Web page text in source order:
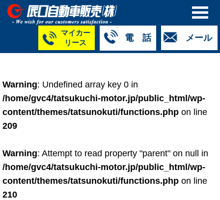
メール
電 話
4427
050-5268-
8009
2318
0024
2424
4430
マイカー
リース
Warning: Undefined array key 0 in
/home/gvc4/tatsukuchi-motor.jp/public_html/wp-
content/themes/tatsunokuti/functions.php on line
209
Warning: Attempt to read property "parent" on null in
/home/gvc4/tatsukuchi-motor.jp/public_html/wp-
content/themes/tatsunokuti/functions.php on line
210